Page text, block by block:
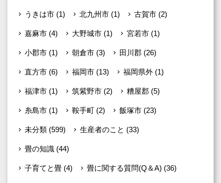
うきは市 (1) 北九州市 (1) 古賀市 (2)
嘉麻市 (4) 大野城市 (1) 宮若市 (1)
小郡市 (1) 朝倉市 (3) 田川郡 (26)
直方市 (6) 福岡市 (13) 福岡県外 (1)
福津市 (1) 筑紫野市 (2) 糟屋郡 (5)
糸島市 (1) 鞍手町 (2) 飯塚市 (23)
未分類 (599) 生産者のこと (33)
畳の知識 (44)
子育てと畳 (4) 畳に関する質問(Q＆A) (36)